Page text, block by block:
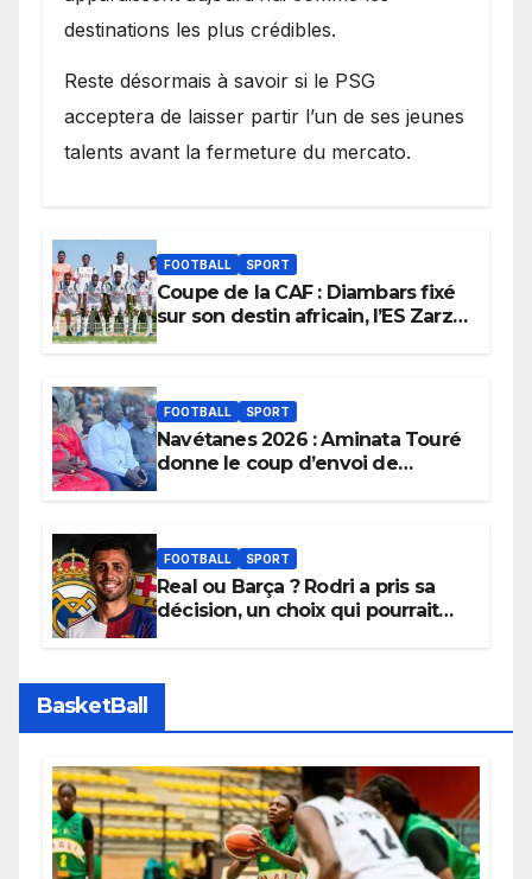
destinations les plus crédibles.
Reste désormais à savoir si le PSG
acceptera de laisser partir l’un de ses jeunes
talents avant la fermeture du mercato.
FOOTBALL SPORT
Coupe de la CAF : Diambars fixé
sur son destin africain, l’ES Zarzis
FOOTBALL SPORT
Navétanes 2026 : Aminata Touré
donne le coup d’envoi de
apaisées.
FOOTBALL SPORT
Real ou Barça ? Rodri a pris sa
décision, un choix qui pourrait
BasketBall